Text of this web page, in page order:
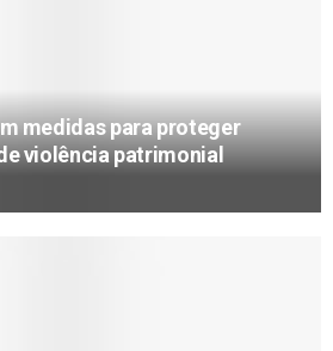
medidas para proteger
violência patrimonial